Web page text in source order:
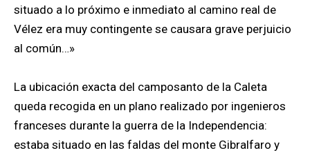
situado a lo próximo e inmediato al camino real de
Vélez era muy contingente se causara grave perjuicio
al común…»
La ubicación exacta del camposanto de la Caleta
queda recogida en un plano realizado por ingenieros
franceses durante la guerra de la Independencia:
estaba situado en las faldas del monte Gibralfaro y